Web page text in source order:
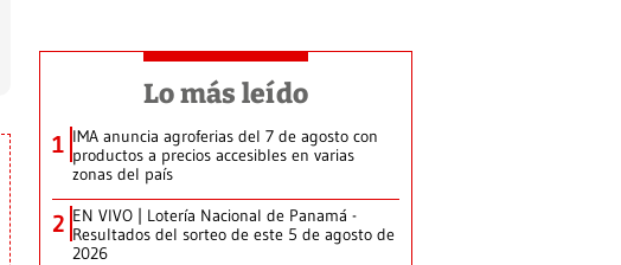
Lo más leído
1 IMA anuncia agroferias del 7 de agosto con
productos a precios accesibles en varias
zonas del país
2 EN VIVO | Lotería Nacional de Panamá -
Resultados del sorteo de este 5 de agosto de
2026